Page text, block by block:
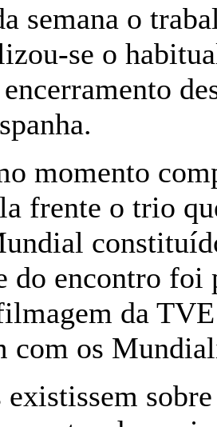
semana o
se o
momento
frente o trio
do encontro foi
da
com os
existissem